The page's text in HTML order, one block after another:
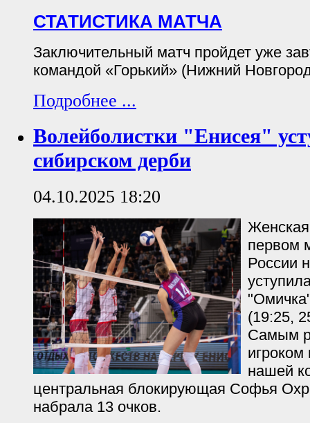
СТАТИСТИКА МАТЧА
Заключительный матч пройдет уже
командой «Горький» (Нижний
Подробнее ...
Волейболистки "Енисея"
сибирском дерби
04.10.2025 18:20
первом
России
(19:25,
Самым
игроком
нашей
центральная блокирующая Софья
набрала 13 очков.